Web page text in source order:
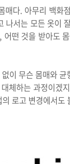
다. 아무리 백화
나서는 모든 옷이
떤 것을 받아도
이 무슨 몸매와
체하는 과정이겠
로고 변경에서도